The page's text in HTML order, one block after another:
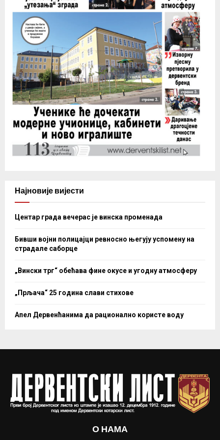
Најновије вијести
Центар града вечерас је винска променада
Бивши војни полицајци ревносно његују успомену на
страдале саборце
„Вински трг“ обећава фине окусе и угодну атмосферу
„Прљача“ 25 година слави стихове
Апел Дервенћанима да рационално користе воду
О НАМА